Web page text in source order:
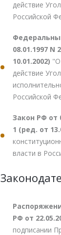
действие
Российской
08.01.1997 N
10.01.2002) "О
действие
Российской
Закон РФ от
1 (ред. от
власти в
РФ от
подписании